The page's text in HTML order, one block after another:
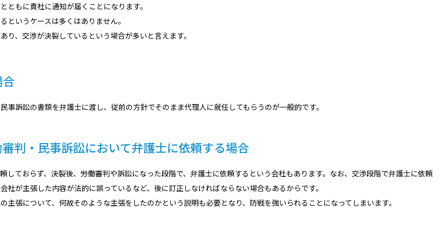
もに貴社に通知が届くことになります。
というケースは多くはありません。
、交渉が決裂しているという場合が多いと言えます。
訴訟の書類を弁護士に渡し、従前の方針でそのまま代理人に就任してもらうのが一般的です。
判・民事訴訟において弁護士に依頼する場合
しておらず、決裂後、労働審判や訴訟になった段階で、弁護士に依頼するという会社もあります。なお、交渉段階で弁護士に依頼
が主張した内容が法的に誤っているなど、後に訂正しなければならない場合もあるからです。
張について、何故そのような主張をしたのかという説明も必要となり、防戦を強いられることになってしまいます。